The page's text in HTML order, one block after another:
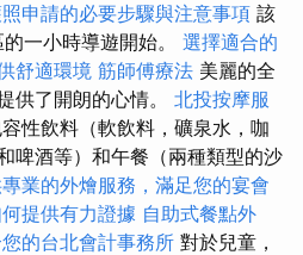
申請的必要步驟與注意事項 該
一小時導遊開始。 選擇適合的
舒適環境 筋師傅療法 美麗的全
供了開朗的心情。 北投按摩服
性飲料（軟飲料，礦泉水，咖
啤酒等）和午餐（兩種類型的沙
業的外燴服務，滿足您的宴會
提供有力證據 自助式餐點外
的台北會計事務所 對於兒童，